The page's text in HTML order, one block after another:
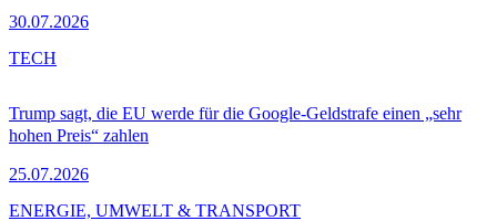
30.07.2026
Trump sagt, die EU werde für die Google-Geldstrafe einen „sehr
hohen Preis“ zahlen
25.07.2026
TECH
ENERGIE, UMWELT & TRANSPORT